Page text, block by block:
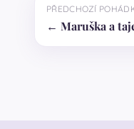
PŘEDCHOZÍ
← Maruška a